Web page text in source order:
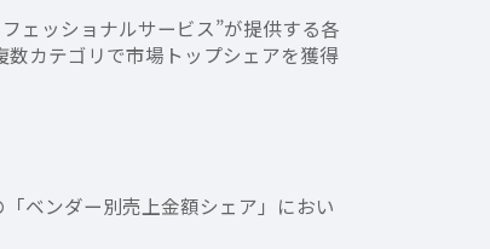
ェッショナルサービス”が提供する各
カテゴリで市場トップシェアを獲得
ベンダー別売上金額シェア」におい